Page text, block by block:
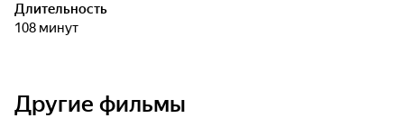
Длительность
108 минут
Другие фильмы